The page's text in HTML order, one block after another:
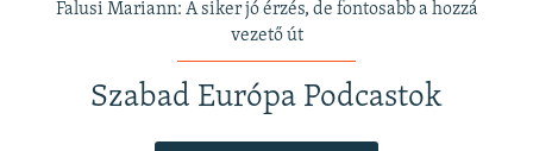
Falusi Mariann: A siker jó érzés, de fontosabb a hozzá
vezető út
Szabad Európa Podcastok